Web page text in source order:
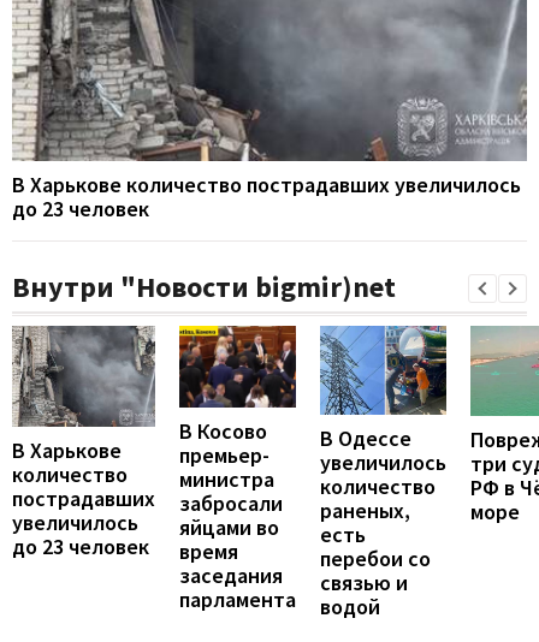
В Харькове количество пострадавших увеличилось
до 23 человек
Внутри "Новости bigmir)net
В Харькове
количество
пострадавших
увеличилось
до 23 человек
В Косово
премьер-
министра
забросали
яйцами во
время
заседания
парламента
В Одессе
увеличилось
количество
раненых,
есть
перебои со
связью и
водой
три
РФ в
море